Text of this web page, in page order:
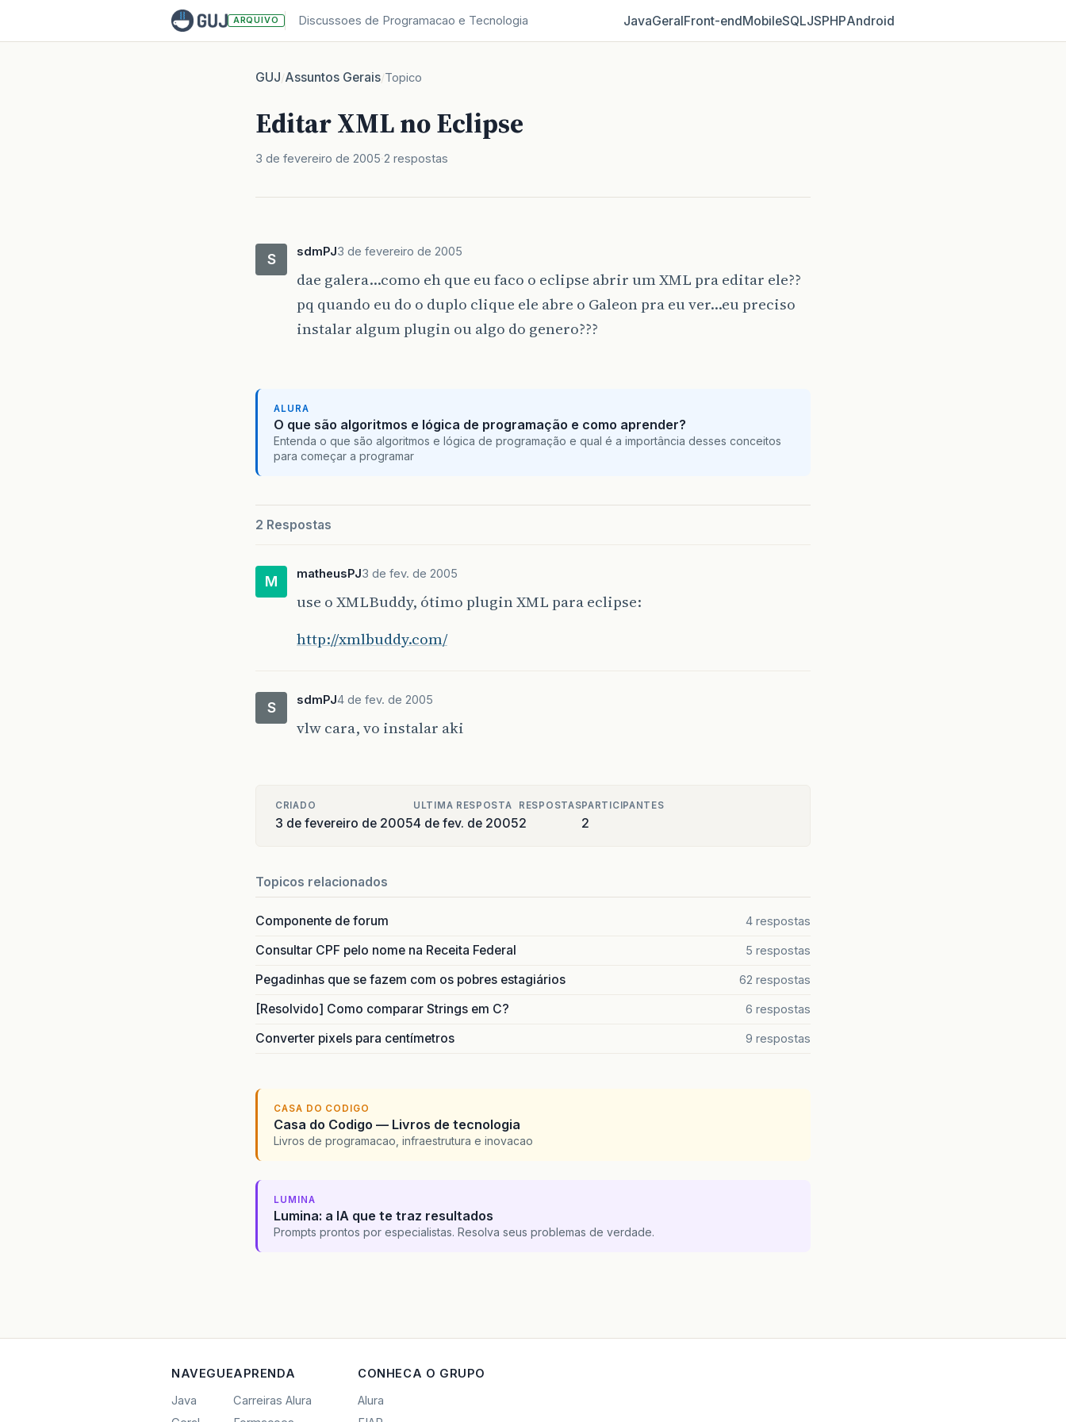
ARQUIVO Discussoes de Programacao e Tecnologia JavaGeralFront‑endMobileSQLJSPHPAndroid
GUJ/Assuntos Gerais/Topico
Editar XML no Eclipse
3 de fevereiro de 2005 2 respostas
S sdmPJ3 de fevereiro de 2005
dae galera…como eh que eu faco o eclipse abrir um XML pra editar ele??
pq quando eu do o duplo clique ele abre o Galeon pra eu ver…eu preciso
instalar algum plugin ou algo do genero???
ALURA
O que são algoritmos e lógica de programação e como aprender?
Entenda o que são algoritmos e lógica de programação e qual é a importância desses conceitos
para começar a programar
2 Respostas
M matheusPJ3 de fev. de 2005
use o XMLBuddy, ótimo plugin XML para eclipse:
http://xmlbuddy.com/
S sdmPJ4 de fev. de 2005
vlw cara, vo instalar aki
CRIADO
3 de fevereiro de 2005
ULTIMA RESPOSTA
4 de fev. de 2005
RESPOSTAS
2
PARTICIPANTES
2
Topicos relacionados
Componente de forum 4 respostas
Consultar CPF pelo nome na Receita Federal 5 respostas
Pegadinhas que se fazem com os pobres estagiários 62 respostas
[Resolvido] Como comparar Strings em C? 6 respostas
Converter pixels para centímetros 9 respostas
CASA DO CODIGO
Casa do Codigo — Livros de tecnologia
Livros de programacao, infraestrutura e inovacao
LUMINA
Lumina: a IA que te traz resultados
Prompts prontos por especialistas. Resolva seus problemas de verdade.
NAVEGUE
Java
APRENDA
Carreiras Alura
CONHECA O GRUPO
Alura